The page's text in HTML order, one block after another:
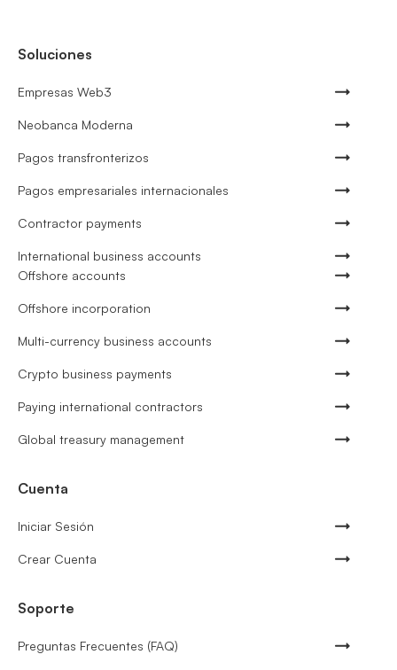
Soluciones
Empresas Web3
Neobanca Moderna
Pagos transfronterizos
Pagos empresariales internacionales
Contractor payments
International business accounts
Offshore accounts
Offshore incorporation
Multi-currency business accounts
Crypto business payments
Paying international contractors
Global treasury management
Cuenta
Iniciar Sesión
Crear Cuenta
Soporte
Preguntas Frecuentes (FAQ)